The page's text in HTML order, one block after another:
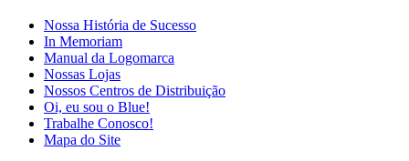
Nossa História de Sucesso
In Memoriam
Manual da Logomarca
Nossas Lojas
Nossos Centros de Distribuição
Oi, eu sou o Blue!
Trabalhe Conosco!
Mapa do Site